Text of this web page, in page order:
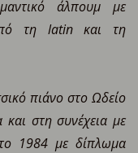
άλπουμ με
τη latin και τη
πιάνο στο Ωδείο
στη συνέχεια με
1984 με δίπλωμα